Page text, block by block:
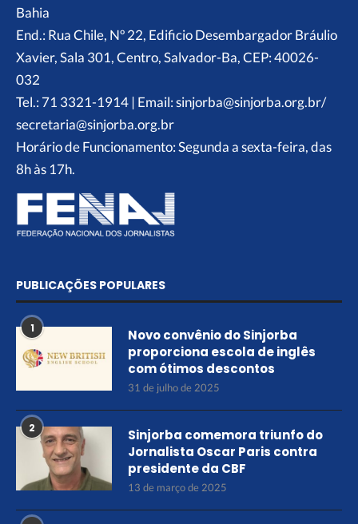
Bahia
End.: Rua Chile, Nº 22, Edificio Desembargador Bráulio
Xavier, Sala 301, Centro, Salvador-Ba, CEP: 40026-
032
Tel.: 71 3321-1914 | Email: sinjorba@sinjorba.org.br/
secretaria@sinjorba.org.br
Horário de Funcionamento: Segunda a sexta-feira, das
8h às 17h.
PUBLICAÇÕES POPULARES
1
Novo convênio do Sinjorba
proporciona escola de inglês
com ótimos descontos
31 de julho de 2025
2
Sinjorba comemora triunfo do
Jornalista Oscar Paris contra
presidente da CBF
13 de março de 2025